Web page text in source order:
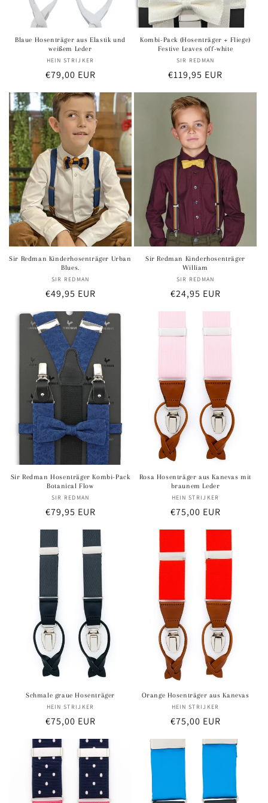
Blaue Hosenträger aus Elastik und
weißem Leder
Anbieter:
HEIN STRIJKER
Normaler
Preis
€79,00 EUR
Kombi-Pack (Hosenträger + Fliege)
Festive Leaves off-white
Anbieter:
SIR REDMAN
Normaler
Preis
€119,95 EUR
Sir Redman Kinderhosenträger Urban
Blues.
Anbieter:
SIR REDMAN
Normaler
€49,95 EUR
Sir Redman Kinderhosenträger
William
Anbieter:
SIR REDMAN
Normaler
€24,95 EUR
Sir Redman Hosenträger Kombi-Pack
Botanical Flow
Anbieter:
SIR REDMAN
Normaler
€79,95 EUR
Rosa Hosenträger aus Kanevas mit
braunem Leder
Anbieter:
HEIN STRIJKER
Normaler
€75,00 EUR
Schmale graue Hosenträger
Anbieter:
HEIN STRIJKER
Normaler
€75,00 EUR
Orange Hosenträger aus Kanevas
Anbieter:
HEIN STRIJKER
Normaler
€75,00 EUR